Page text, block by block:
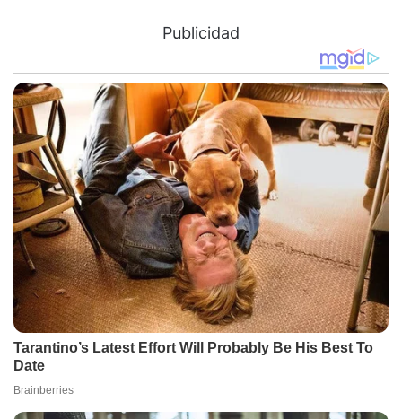
Publicidad